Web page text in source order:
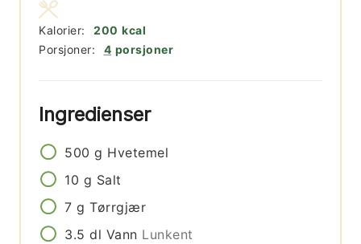
Porsjoner: 4 porsjoner
Kalorier: 200 kcal
Ingredienser
500 g Hvetemel
10 g Salt
7 g Tørrgjær
3.5 dl Vann Lunkent